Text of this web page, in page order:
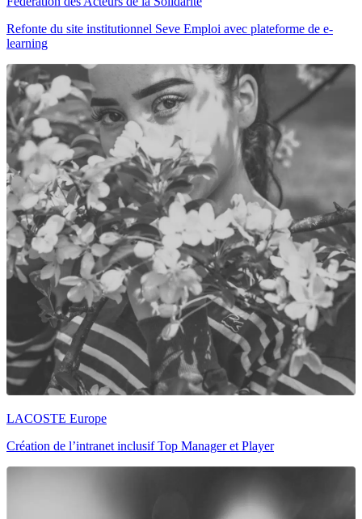
Refonte du site institutionnel Seve Emploi avec plateforme de e-
learning
LACOSTE Europe
Création de l’intranet inclusif Top Manager et Player